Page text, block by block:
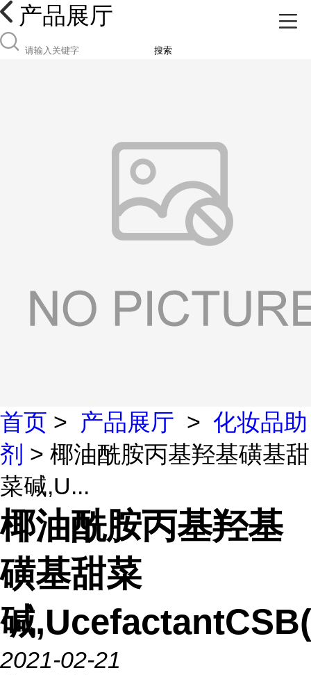
产品展厅
搜索
首页 > 产品展厅 > 化妆品助
剂 > 椰油酰胺丙基羟基磺基甜
菜碱,U...
椰油酰胺丙基羟基
磺基甜菜
碱
2021-02-21